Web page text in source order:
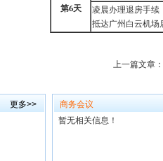
第6天
凌晨办理退房手续
抵达广州白云机场
上一篇文章：
更多>>
商务会议
暂无相关信息！